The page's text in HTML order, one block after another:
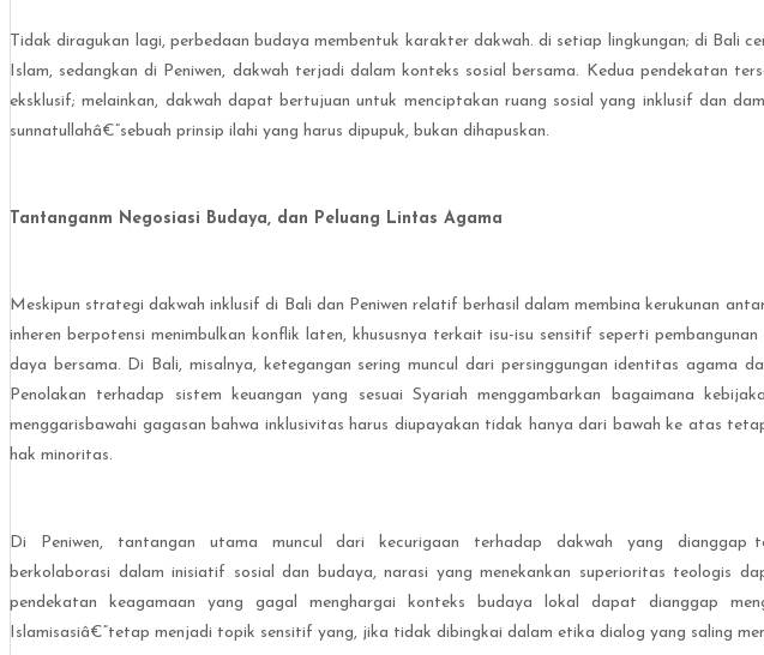
Tidak diragukan lagi, perbedaan budaya membentuk karakter dakwah. di setiap lingkungan; di Bali
Islam, sedangkan di Peniwen, dakwah terjadi dalam konteks sosial bersama. Kedua pendekatan
eksklusif; melainkan, dakwah dapat bertujuan untuk menciptakan ruang sosial yang inklusif dan
sunnatullahâ€”sebuah prinsip ilahi yang harus dipupuk, bukan dihapuskan.
Tantanganm Negosiasi Budaya, dan Peluang Lintas Agama
Meskipun strategi dakwah inklusif di Bali dan Peniwen relatif berhasil dalam membina kerukunan
inheren berpotensi menimbulkan konflik laten, khususnya terkait isu-isu sensitif seperti
daya bersama. Di Bali, misalnya, ketegangan sering muncul dari persinggungan identitas agama
Penolakan terhadap sistem keuangan yang sesuai Syariah menggambarkan bagaimana
menggarisbawahi gagasan bahwa inklusivitas harus diupayakan tidak hanya dari bawah ke atas
hak minoritas.
Di Peniwen, tantangan utama muncul dari kecurigaan terhadap dakwah yang dianggap
berkolaborasi dalam inisiatif sosial dan budaya, narasi yang menekankan superioritas teologis
pendekatan keagamaan yang gagal menghargai konteks budaya lokal dapat dianggap
Islamisasiâ€”tetap menjadi topik sensitif yang, jika tidak dibingkai dalam etika dialog yang saling